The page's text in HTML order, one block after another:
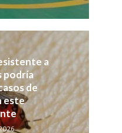
a
podría
de
este